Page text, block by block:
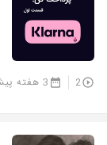
2 3 هفته پیش